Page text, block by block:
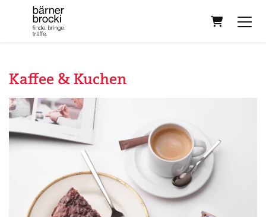
Warenkorb
Kaffee & Kuchen